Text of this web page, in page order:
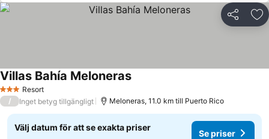
Dela
3 StjärnorResort
Villas Bahía Meloneras
/ Inget betyg tillgängligt Meloneras, 11.0 km till Puerto Rico
Välj datum för att se exakta priser
Se priser